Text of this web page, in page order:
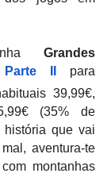
Grandes
II
para
39,99€,
(35% de
história que vai
aventura-te
montanhas